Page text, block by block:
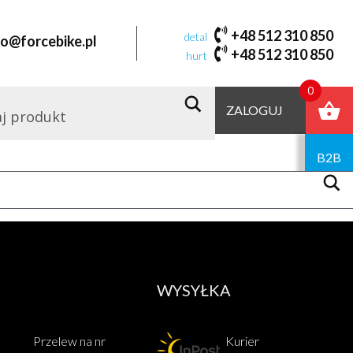
detal +48 512 310 850
hurt +48 512 310 850
ZALOGUJ
B2B
Domyślne sortowanie
Dodaj
Przelew na nr
WYSYŁKA
Kurier
0